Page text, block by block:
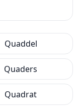
Quaddel
Quaders
Quadrat